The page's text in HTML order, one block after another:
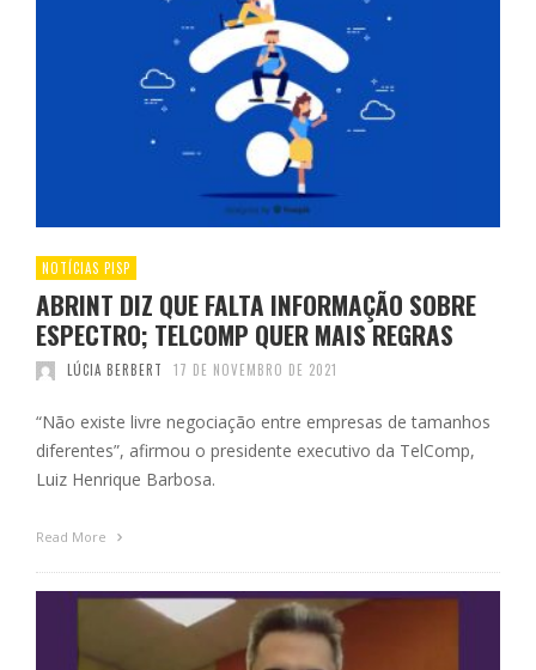
NOTÍCIAS PISP
ABRINT DIZ QUE FALTA INFORMAÇÃO SOBRE
ESPECTRO; TELCOMP QUER MAIS REGRAS
LÚCIA BERBERT 17 DE NOVEMBRO DE 2021
“Não existe livre negociação entre empresas de tamanhos
diferentes”, afirmou o presidente executivo da TelComp,
Luiz Henrique Barbosa.
Read More